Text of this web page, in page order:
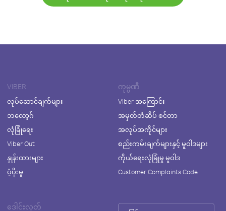
VIBER
လုပ်ဆောင်ချက်များ
ဘလော့ဂ်
လုံခြုံရေး
Viber Out
နှုန်းထားများ
ပံ့ပိုးမှု
ကုမ္ပဏီ
Viber အကြောင်း
အမှတ်တံဆိပ် စင်တာ
အလုပ်အကိုင်များ
စည်းကမ်းချက်များနှင့် မူဝါဒများ
ကိုယ်ရေးလုံခြုံမှု မူဝါဒ
Customer Complaints Code
ဒေါင်းလုတ်